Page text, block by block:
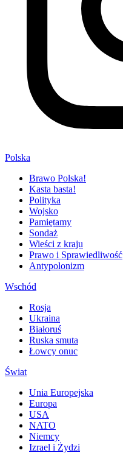
Polska
Brawo Polska!
Kasta basta!
Polityka
Wojsko
Pamiętamy
Sondaż
Wieści z kraju
Prawo i Sprawiedliwość
Antypolonizm
Wschód
Rosja
Ukraina
Białoruś
Ruska smuta
Łowcy onuc
Świat
Unia Europejska
Europa
USA
NATO
Niemcy
Izrael i Żydzi